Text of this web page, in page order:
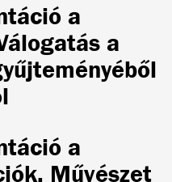
a
a
a
Művészet